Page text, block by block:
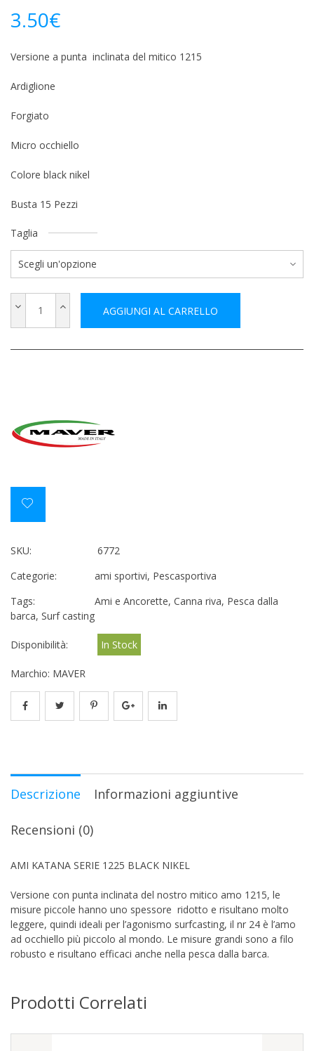
3.50€
Versione a punta inclinata del mitico 1215
Ardiglione
Forgiato
Micro occhiello
Colore black nikel
Busta 15 Pezzi
Taglia
AGGIUNGI AL CARRELLO
SKU:
6772
Categorie:
ami sportivi, Pescasportiva
Tags:
Ami e Ancorette, Canna riva, Pesca dalla
barca, Surf casting
Disponibilità: In Stock
Marchio: MAVER
Descrizione Informazioni aggiuntive
Recensioni (0)
AMI KATANA SERIE 1225 BLACK NIKEL
Versione con punta inclinata del nostro mitico amo 1215, le
misure piccole hanno uno spessore ridotto e risultano molto
leggere, quindi ideali per l’agonismo surfcasting, il nr 24 è l’amo
ad occhiello più piccolo al mondo. Le misure grandi sono a filo
robusto e risultano efficaci anche nella pesca dalla barca.
Prodotti Correlati